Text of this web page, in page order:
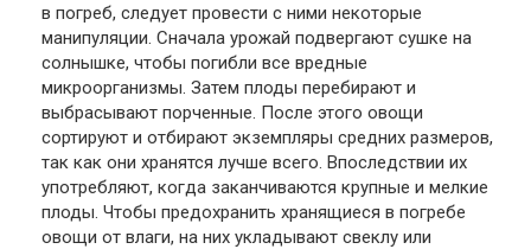
в погреб, следует провести с ними некоторые
манипуляции. Сначала урожай подвергают сушке на
солнышке, чтобы погибли все вредные
микроорганизмы. Затем плоды перебирают и
выбрасывают порченные. После этого овощи
сортируют и отбирают экземпляры средних размеров,
так как они хранятся лучше всего. Впоследствии их
употребляют, когда заканчиваются крупные и мелкие
плоды. Чтобы предохранить хранящиеся в погребе
овощи от влаги, на них укладывают свеклу или